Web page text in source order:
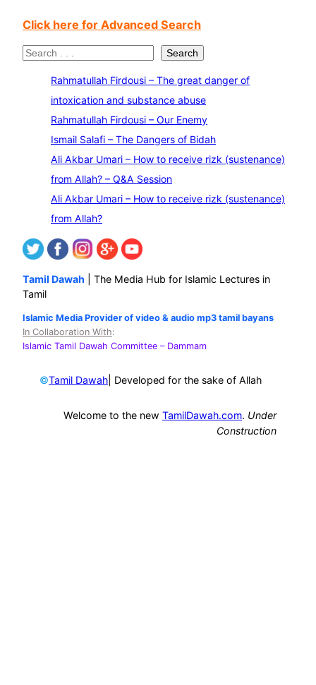
Click here for Advanced Search
S
Search
Rahmatullah Firdousi – The great danger of
intoxication and substance abuse
Rahmatullah Firdousi – Our Enemy
Ismail Salafi – The Dangers of Bidah
Ali Akbar Umari – How to receive rizk (sustenance)
from Allah? – Q&A Session
Ali Akbar Umari – How to receive rizk (sustenance)
from Allah?
Tamil Dawah | The Media Hub for Islamic Lectures in
Tamil
Islamic Media Provider of video & audio mp3 tamil bayans
In Collaboration With:
Islamic Tamil Dawah Committee – Dammam
©Tamil Dawah | Developed for the sake of Allah
Welcome to the new TamilDawah.com. Under
Construction